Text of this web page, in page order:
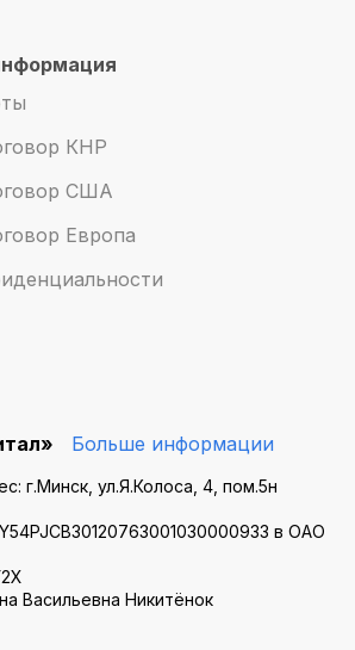
КНР
США
Европа
Больше информации
г.Минск, ул.Я.Колоса, 4, пом.5н
в ОАО
Васильевна Никитёнок